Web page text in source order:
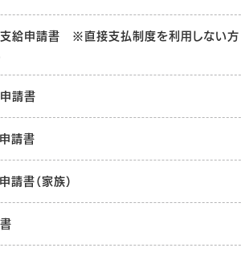
支給申請書 ※直接支払制度を利用しない方
請書
請書
書（家族）